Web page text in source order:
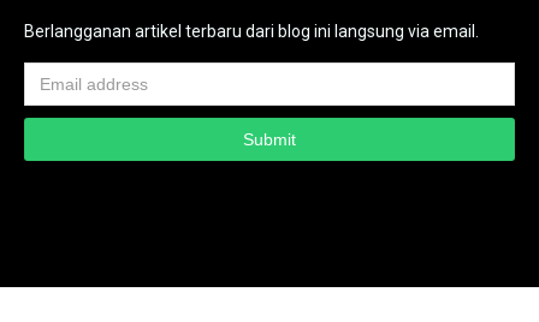
Berlangganan artikel terbaru dari blog ini langsung via email.